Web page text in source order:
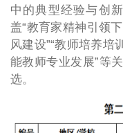
中的典型经验与创
盖“教育家精神引领
风建设”“教师培养培
能教师专业发展”等
选。